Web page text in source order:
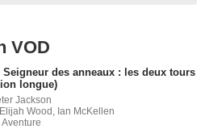
VOD
Seigneur des anneaux : les deux tours
longue)
Jackson
Wood, Ian McKellen
Aventure